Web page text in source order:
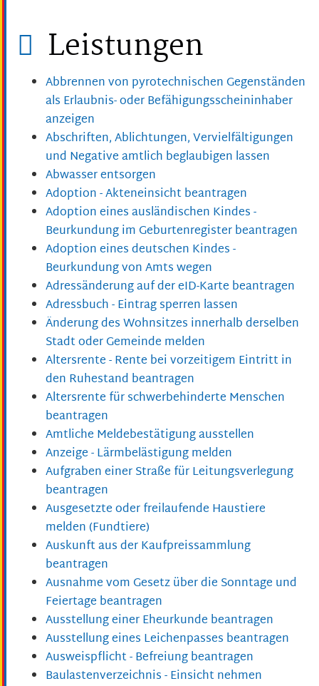
Leistungen
Abbrennen von pyrotechnischen Gegenständen
als Erlaubnis- oder Befähigungsscheininhaber
anzeigen
Abschriften, Ablichtungen, Vervielfältigungen
und Negative amtlich beglaubigen lassen
Abwasser entsorgen
Adoption - Akteneinsicht beantragen
Adoption eines ausländischen Kindes -
Beurkundung im Geburtenregister beantragen
Adoption eines deutschen Kindes -
Beurkundung von Amts wegen
Adressänderung auf der eID-Karte beantragen
Adressbuch - Eintrag sperren lassen
Änderung des Wohnsitzes innerhalb derselben
Stadt oder Gemeinde melden
Altersrente - Rente bei vorzeitigem Eintritt in
den Ruhestand beantragen
Altersrente für schwerbehinderte Menschen
beantragen
Amtliche Meldebestätigung ausstellen
Anzeige - Lärmbelästigung melden
Aufgraben einer Straße für Leitungsverlegung
beantragen
Ausgesetzte oder freilaufende Haustiere
melden (Fundtiere)
Auskunft aus der Kaufpreissammlung
beantragen
Ausnahme vom Gesetz über die Sonntage und
Feiertage beantragen
Ausstellung einer Eheurkunde beantragen
Ausstellung eines Leichenpasses beantragen
Ausweispflicht - Befreiung beantragen
Baulastenverzeichnis - Einsicht nehmen